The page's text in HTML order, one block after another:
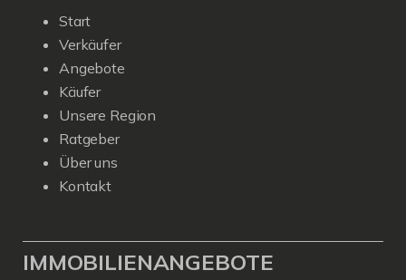
Start
Verkäufer
Angebote
Käufer
Unsere Region
Ratgeber
Über uns
Kontakt
IMMOBILIENANGEBOTE